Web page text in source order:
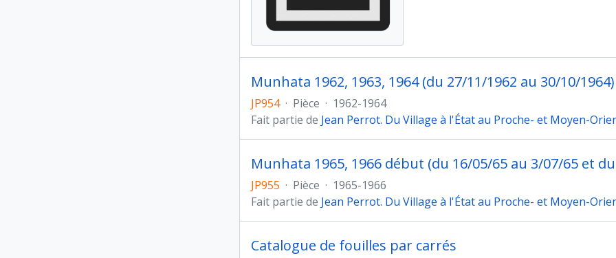
Munhata 1962, 1963, 1964 (du 27/11/1962 au 30/10/1964)
JP954 · Pièce · 1962-1964
Fait partie de Jean Perrot. Du Village à l'État au Proche- et Moyen-
Munhata 1965, 1966 début (du 16/05/65 au 3/07/65 et
JP955 · Pièce · 1965-1966
Fait partie de Jean Perrot. Du Village à l'État au Proche- et Moyen-
Catalogue de fouilles par carrés